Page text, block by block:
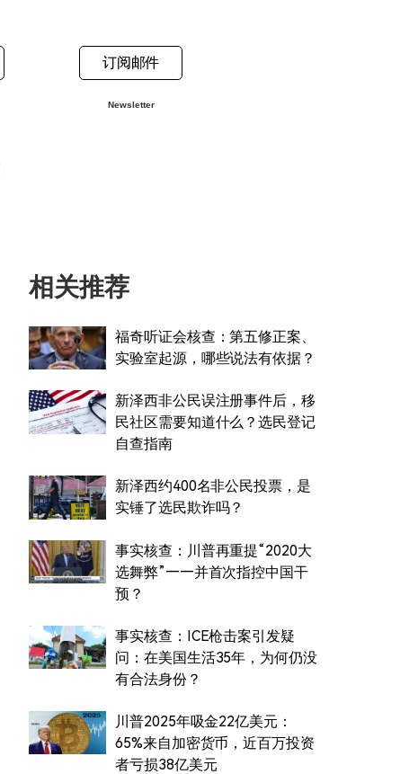
订阅邮件
Newsletter
相关推荐
福奇听证会核查：第五修正案、
实验室起源，哪些说法有依据？
新泽西非公民误注册事件后，移
民社区需要知道什么？选民登记
自查指南
新泽西约400名非公民投票，是
实锤了选民欺诈吗？
事实核查：川普再重提“2020大
选舞弊”——并首次指控中国干
预？
事实核查：ICE枪击案引发疑
问：在美国生活35年，为何仍没
有合法身份？
川普2025年吸金22亿美元：
65%来自加密货币，近百万投资
者亏损38亿美元